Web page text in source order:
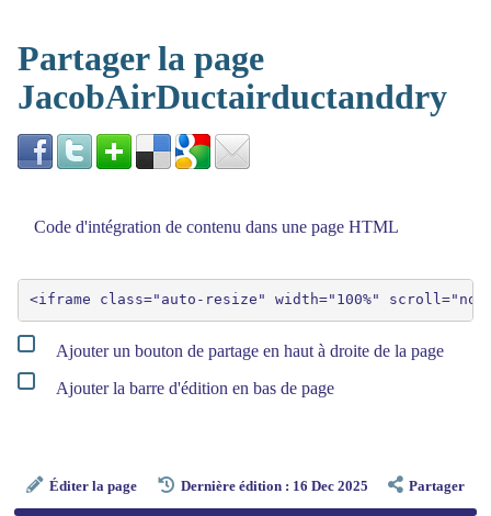
Partager la page
JacobAirDuctairductanddry
Code d'intégration de contenu dans une page HTML
Ajouter un bouton de partage en haut à droite de la page
Ajouter la barre d'édition en bas de page
Éditer la page Dernière édition : 16 Dec 2025 Partager